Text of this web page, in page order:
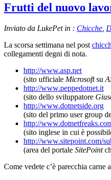
Frutti del nuovo
Inviato da LukePet in : Chicche
La scorsa settimana nel post
collegamenti degni di nota.
http://www.asp.net
(sito ufficiale Microsoftsu
http://www.peppedotnet.it
(sito dello sviluppatore
http://www.dotnetside.org
(sito del primo user group
http://
(sito inglese in cui è
http://www.sitepoint.com/
(area del portale SitePoint
Come vedete c’è parecchia